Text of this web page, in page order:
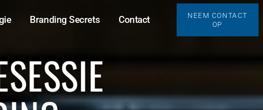
Branding Secrets Contact
NEEM CONTACT
OP